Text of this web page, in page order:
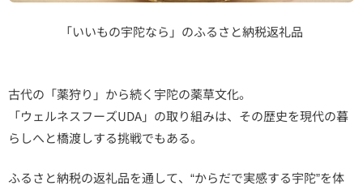
「いいもの宇陀なら」のふるさと納税返礼品
古代の「薬狩り」から続く宇陀の薬草文化。
「ウェルネスフーズUDA」の取り組みは、その歴史を現代の暮
らしへと橋渡しする挑戦でもある。
ふるさと納税の返礼品を通して、“からだで実感する宇陀”を体